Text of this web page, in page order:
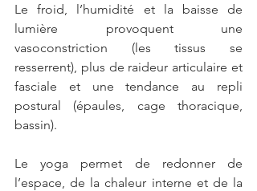
Le froid, l’humidité et la baisse de
lumière provoquent une
vasoconstriction (les tissus se
resserrent), plus de raideur articulaire et
fasciale et une tendance au repli
postural (épaules, cage thoracique,
bassin).
Le yoga permet de redonner de
l’espace, de la chaleur interne et de la